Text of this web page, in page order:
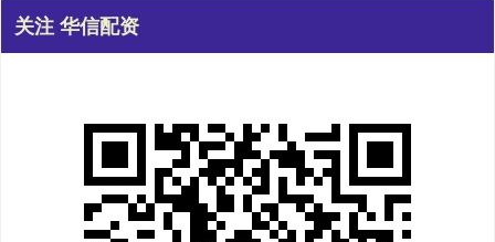
关注 华信配资